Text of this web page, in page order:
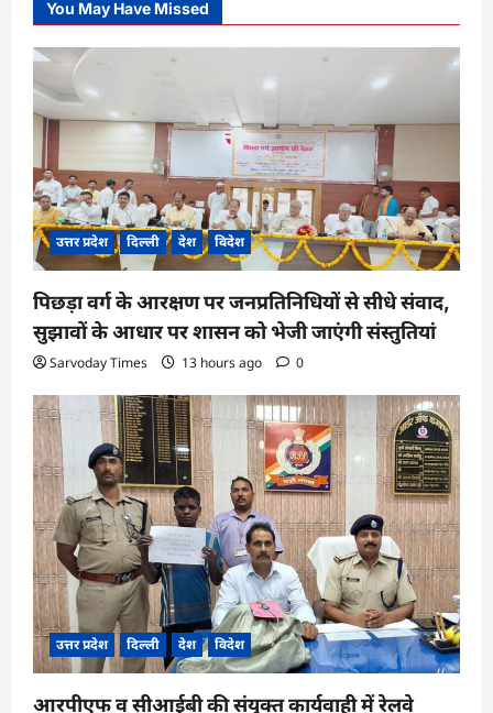
You May Have Missed
उत्तर प्रदेश दिल्ली देश विदेश
पिछड़ा वर्ग के आरक्षण पर जनप्रतिनिधियों से सीधे संवाद,
सुझावों के आधार पर शासन को भेजी जाएंगी संस्तुतियां
Sarvoday Times 13 hours ago 0
उत्तर प्रदेश दिल्ली देश विदेश
आरपीएफ व सीआईबी की संयुक्त कार्यवाही में रेलवे